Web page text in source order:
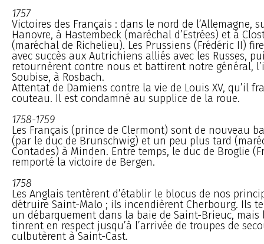
1757
Victoires des Français : dans le nord de l’Allemagne,
Hanovre, à Hastembeck (maréchal d’Estrées) et à
(maréchal de Richelieu). Les Prussiens (Frédéric II)
avec succès aux Autrichiens alliés avec les Russes,
retournèrent contre nous et battirent notre général,
Soubise, à Rosbach.
Attentat de Damiens contre la vie de Louis XV, qu’il
couteau. Il est condamné au supplice de la roue.
1758-1759
Les Français (prince de Clermont) sont de nouveau
(par le duc de Brunschwig) et un peu plus tard
Contades) à Minden. Entre temps, le duc de Broglie
remporté la victoire de Bergen.
1758
Les Anglais tentèrent d’établir le blocus de nos
détruire Saint-Malo ; ils incendièrent Cherbourg. Ils
un débarquement dans la baie de Saint-Brieuc,
tinrent en respect jusqu’à l’arrivée de troupes de
culbutèrent à Saint-Cast.